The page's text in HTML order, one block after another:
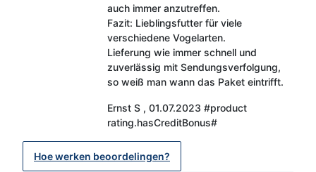
auch immer anzutreffen.
Fazit: Lieblingsfutter für viele
verschiedene Vogelarten.
Lieferung wie immer schnell und
zuverlässig mit Sendungsverfolgung,
so weiß man wann das Paket eintrifft.
Ernst S , 01.07.2023 #product
rating.hasCreditBonus#
Hoe werken beoordelingen?